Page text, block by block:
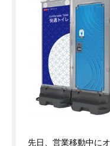
先日、営業移動中に